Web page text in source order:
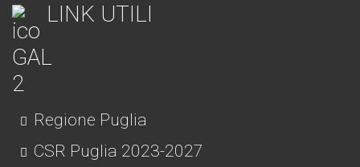
LINK UTILI
Regione Puglia
CSR Puglia 2023-2027